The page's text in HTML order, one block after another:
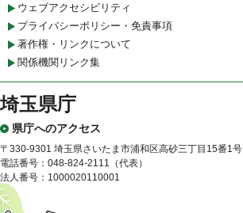
ウェブアクセシビリティ
プライバシーポリシー・免責事項
著作権・リンクについて
関係機関リンク集
埼玉県庁
県庁へのアクセス
〒330-9301 埼玉県さいたま市浦和区高砂三丁目15番1号
電話番号：048-824-2111（代表）
法人番号：1000020110001